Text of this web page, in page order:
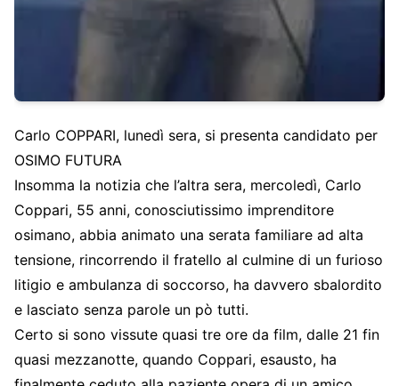
Carlo COPPARI, lunedì sera, si presenta candidato per
OSIMO FUTURA
Insomma la notizia che l’altra sera, mercoledì, Carlo
Coppari, 55 anni, conosciutissimo imprenditore
osimano, abbia animato una serata familiare ad alta
tensione, rincorrendo il fratello al culmine di un furioso
litigio e ambulanza di soccorso, ha davvero sbalordito
e lasciato senza parole un pò tutti.
Certo si sono vissute quasi tre ore da film, dalle 21 fin
quasi mezzanotte, quando Coppari, esausto, ha